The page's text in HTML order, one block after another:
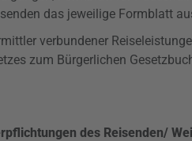
das jeweilige Formblatt
verbundener
zum Bürgerlichen
des Reisenden/